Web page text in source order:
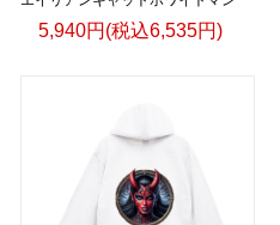
5,940円(税込6,535円)